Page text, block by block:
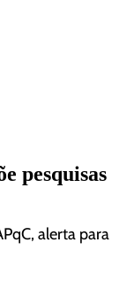
pesquisas
alerta para